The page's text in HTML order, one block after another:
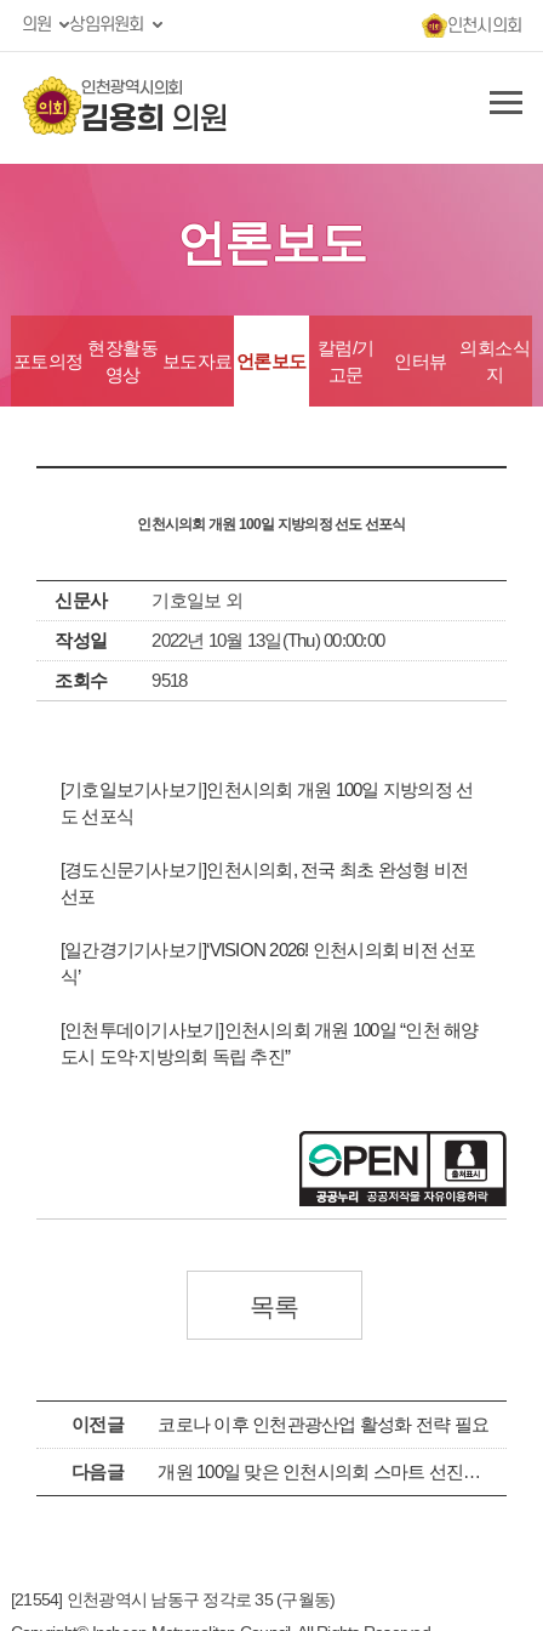
의원 상임위원회 인천시의회
인천광역시의회
김용희 의원
언론보도
포토의정
현장활동
영상
보도자료 언론보도
칼럼/기
고문
인터뷰
의회소식
지
인천시의회 개원 100일 지방의정 선도 선포식
신문사
기호일보 외
작성일
2022년 10월 13일(Thu) 00:00:00
조회수
9518
[기호일보기사보기]인천시의회 개원 100일 지방의정 선
도 선포식
[경도신문기사보기]인천시의회, 전국 최초 완성형 비전
선포
[일간경기기사보기]‘VISION 2026! 인천시의회 비전 선포
식’
[인천투데이기사보기]인천시의회 개원 100일 “인천 해양
도시 도약·지방의회 독립 추진”
목록
이전글 코로나 이후 인천관광산업 활성화 전략 필요
다음글 개원 100일 맞은 인천시의회 스마트 선진의회 비전 선포
[21554] 인천광역시 남동구 정각로 35 (구월동)